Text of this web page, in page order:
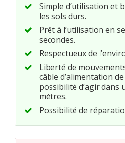
Simple d’utilisation et
les sols durs.
Prêt à l’utilisation en
secondes.
Respectueux de
Liberté de
câble d’alimentation
possibilité d’agir dans
mètres.
Possibilité de